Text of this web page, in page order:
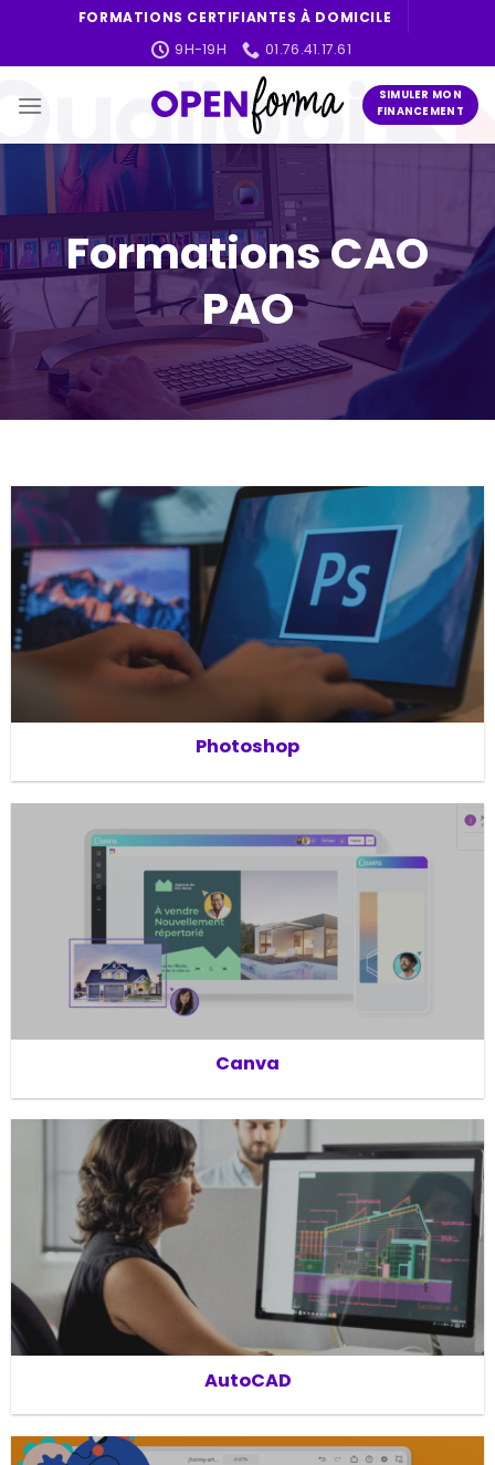
content
FORMATIONS CERTIFIANTES À DOMICILE
9H-19H
01.76.41.17.61
SIMULER MON
FINANCEMENT
Formations CAO
PAO
Photoshop
Canva
AutoCAD